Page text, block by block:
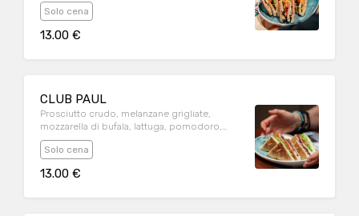
Solo cena
13.00 €
CLUB PAUL
Prosciutto crudo, melanzane grigliate,
mozzarella di bufala, lattuga, pomodoro,
origano
Solo cena
13.00 €